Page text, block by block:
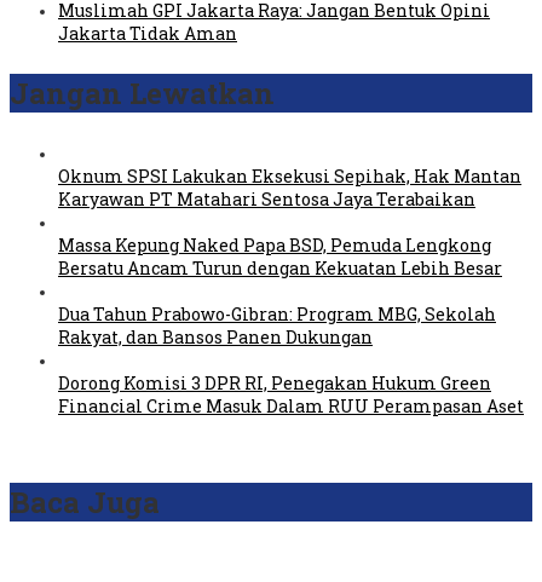
Muslimah GPI Jakarta Raya: Jangan Bentuk Opini
Jakarta Tidak Aman
Jangan Lewatkan
Oknum SPSI Lakukan Eksekusi Sepihak, Hak Mantan
Karyawan PT Matahari Sentosa Jaya Terabaikan
Massa Kepung Naked Papa BSD, Pemuda Lengkong
Bersatu Ancam Turun dengan Kekuatan Lebih Besar
Dua Tahun Prabowo-Gibran: Program MBG, Sekolah
Rakyat, dan Bansos Panen Dukungan
Dorong Komisi 3 DPR RI, Penegakan Hukum Green
Financial Crime Masuk Dalam RUU Perampasan Aset
Baca Juga